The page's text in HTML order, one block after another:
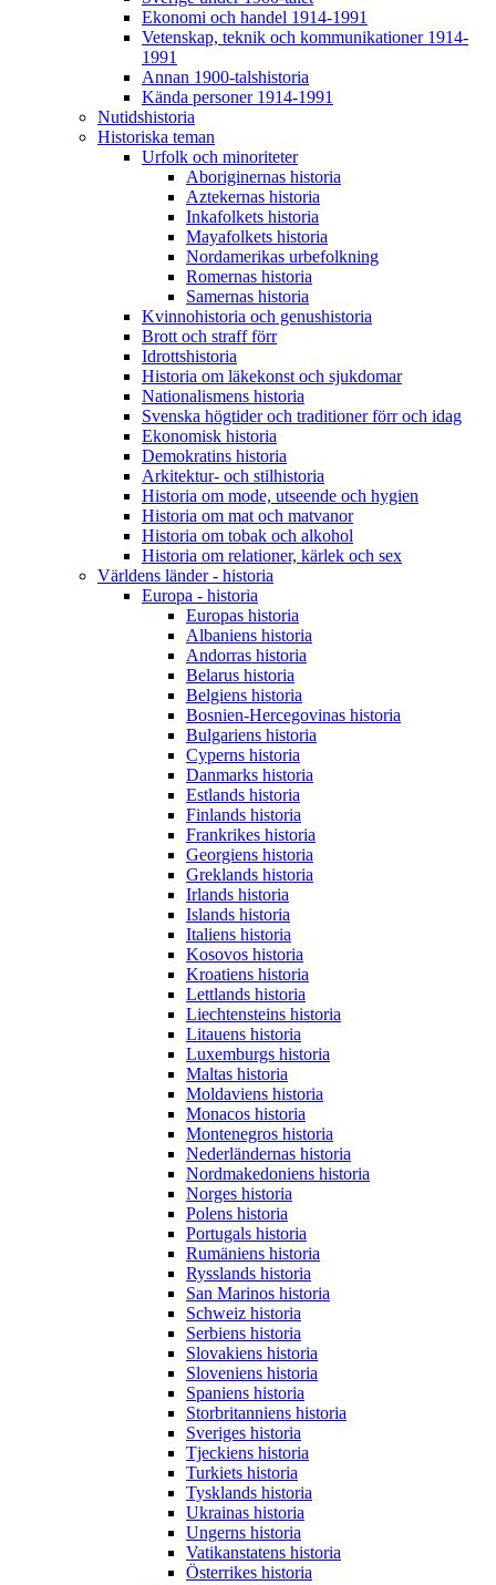
Ekonomi och handel 1914-1991
Vetenskap, teknik och kommunikationer 1914-
1991
Annan 1900-talshistoria
Kända personer 1914-1991
Nutidshistoria
Historiska teman
Urfolk och minoriteter
Aboriginernas historia
Aztekernas historia
Inkafolkets historia
Mayafolkets historia
Nordamerikas urbefolkning
Romernas historia
Samernas historia
Kvinnohistoria och genushistoria
Brott och straff förr
Idrottshistoria
Historia om läkekonst och sjukdomar
Nationalismens historia
Svenska högtider och traditioner förr och idag
Ekonomisk historia
Demokratins historia
Arkitektur- och stilhistoria
Historia om mode, utseende och hygien
Historia om mat och matvanor
Historia om tobak och alkohol
Historia om relationer, kärlek och sex
Världens länder - historia
Europa - historia
Europas historia
Albaniens historia
Andorras historia
Belarus historia
Belgiens historia
Bosnien-Hercegovinas historia
Bulgariens historia
Cyperns historia
Danmarks historia
Estlands historia
Finlands historia
Frankrikes historia
Georgiens historia
Greklands historia
Irlands historia
Islands historia
Italiens historia
Kosovos historia
Kroatiens historia
Lettlands historia
Liechtensteins historia
Litauens historia
Luxemburgs historia
Maltas historia
Moldaviens historia
Monacos historia
Montenegros historia
Nederländernas historia
Nordmakedoniens historia
Norges historia
Polens historia
Portugals historia
Rumäniens historia
Rysslands historia
San Marinos historia
Schweiz historia
Serbiens historia
Slovakiens historia
Sloveniens historia
Spaniens historia
Storbritanniens historia
Sveriges historia
Tjeckiens historia
Turkiets historia
Tysklands historia
Ukrainas historia
Ungerns historia
Vatikanstatens historia
Österrikes historia